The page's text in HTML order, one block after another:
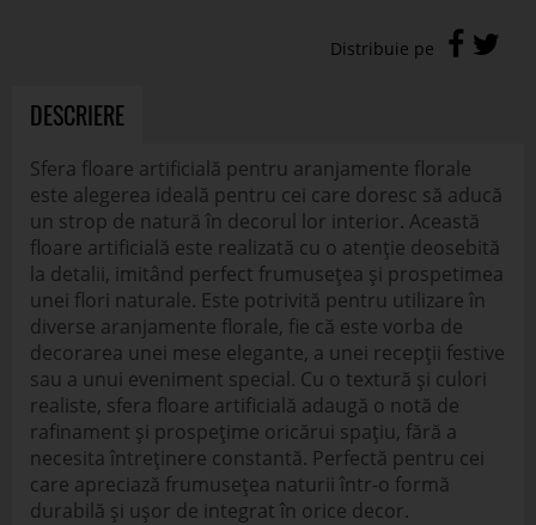
DESCRIERE
Sfera floare artificială pentru aranjamente florale
este alegerea ideală pentru cei care doresc să aducă
un strop de natură în decorul lor interior. Această
floare artificială este realizată cu o atenție deosebită
la detalii, imitând perfect frumusețea și prospetimea
unei flori naturale. Este potrivită pentru utilizare în
diverse aranjamente florale, fie că este vorba de
decorarea unei mese elegante, a unei recepții festive
sau a unui eveniment special. Cu o textură și culori
realiste, sfera floare artificială adaugă o notă de
rafinament și prospețime oricărui spațiu, fără a
necesita întreținere constantă. Perfectă pentru cei
care apreciază frumusețea naturii într-o formă
durabilă și ușor de integrat în orice decor.